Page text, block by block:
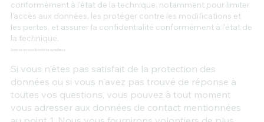
conformément à l'état de la technique, notamment pour limiter
l'accès aux données, les protéger contre les modifications et
les pertes, et assurer la confidentialité conformément à l'état de
la technique.
Droits de recours Autorité de surveillance
Si vous n'êtes pas satisfait de la protection des
données ou si vous n'avez pas trouvé de réponse à
toutes vos questions, vous pouvez à tout moment
vous adresser aux données de contact mentionnées